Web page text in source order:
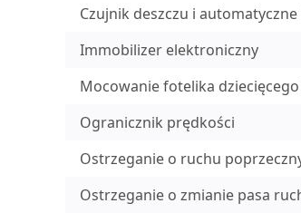
Czujnik deszczu i automatyczne
Immobilizer elektroniczny
Mocowanie fotelika dziecięcego
Ogranicznik prędkości
Ostrzeganie o ruchu
Ostrzeganie o zmianie pasa